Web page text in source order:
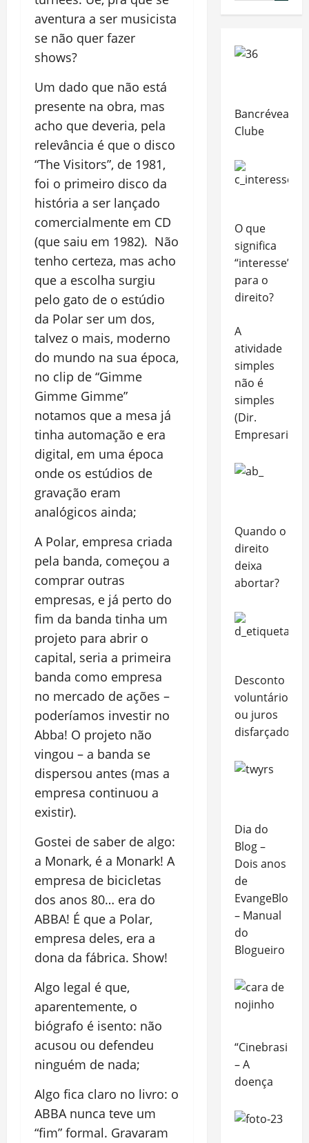
aventura a ser musicista
se não quer fazer
shows?
Um dado que não está
presente na obra, mas
acho que deveria, pela
relevância é que o disco
“The Visitors”, de 1981,
foi o primeiro disco da
história a ser lançado
comercialmente em CD
(que saiu em 1982). Não
tenho certeza, mas acho
que a escolha surgiu
pelo gato de o estúdio
da Polar ser um dos,
talvez o mais, moderno
do mundo na sua época,
no clip de “Gimme
Gimme Gimme”
notamos que a mesa já
tinha automação e era
digital, em uma época
onde os estúdios de
gravação eram
analógicos ainda;
A Polar, empresa criada
pela banda, começou a
comprar outras
empresas, e já perto do
fim da banda tinha um
projeto para abrir o
capital, seria a primeira
banda como empresa
no mercado de ações –
poderíamos investir no
Abba! O projeto não
vingou – a banda se
dispersou antes (mas a
empresa continuou a
existir).
Gostei de saber de algo:
a Monark, é a Monark! A
empresa de bicicletas
dos anos 80… era do
ABBA! É que a Polar,
empresa deles, era a
dona da fábrica. Show!
Algo legal é que,
aparentemente, o
biógrafo é isento: não
acusou ou defendeu
ninguém de nada;
Algo fica claro no livro: o
ABBA nunca teve um
“fim” formal. Gravaram
Bancrévea
Clube
O que
significa
“interesse”
para o
direito?
A
atividade
simples
não é
simples
(Dir.
Empresarial)
Quando o
direito
deixa
abortar?
Desconto
voluntário
ou juros
disfarçados?
Dia do
Blog –
Dois anos
de
EvangeBlog
– Manual
do
Blogueiro
“Cinebrasilice”
– A
doença